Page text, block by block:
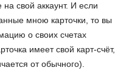
свой аккаунт. И если
мною карточки, то вы
о своих счетах
имеет свой карт-счёт,
от обычного).